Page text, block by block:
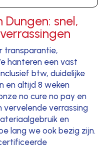
snel,
transparantie,
hanteren een vast
btw, duidelijke
en altijd 8 weken
no cure no pay en
vervelende verrassing
en
lang we ook bezig zijn.